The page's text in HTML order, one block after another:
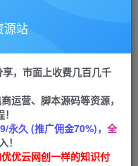
购买权限，请先开通会员
源站
，市面上收费几百几千
运营、脚本源码等资源，
永久 (推广佣金70%)， 全
！
优云网创一样的知识付